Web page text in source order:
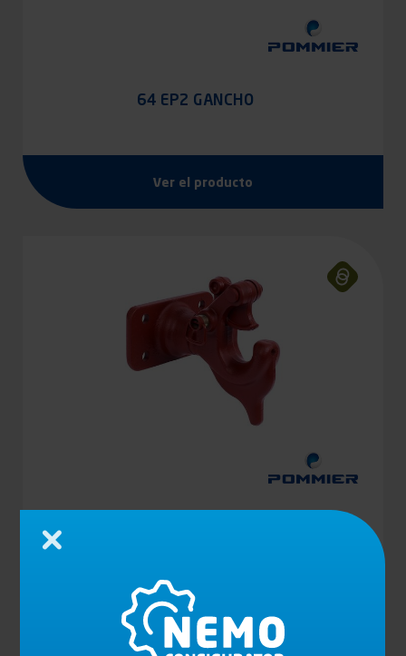
64 EP2 GANCHO
Ver el producto
Ver el producto